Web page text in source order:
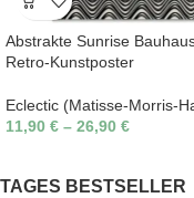
Abstrakte Sunrise
Retro-Kunstposter
Eclectic (Matisse-Morris-
11,90 € – 26,90 €
TAGES BESTSELLER